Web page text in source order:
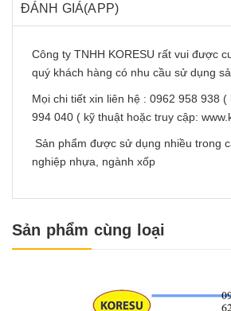
ĐÁNH GIÁ(APP)
Công ty TNHH KORESU rất vui được
quý khách hàng có nhu cầu sử dụng
Mọi chi tiết xin liên hệ : 0962 958 938
994 040 ( kỹ thuật hoặc truy cập:
Sản phẩm được sử dụng nhiều trong
nghiệp nhựa, ngành xốp
Sản phẩm cùng loại